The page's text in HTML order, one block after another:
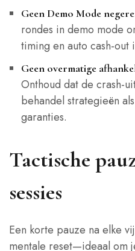
Geen Demo Mode
rondes in demo mode
timing en auto cash‑out
Geen overmatige
Onthoud dat de crash-
behandel strategieën
garanties.
Tactische
sessies
Een korte pauze na elke
mentale reset—ideaal om